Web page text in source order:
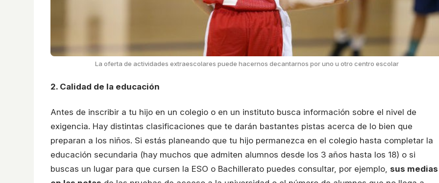
La oferta de actividades extraescolares puede hacernos decantarnos por uno u otro centro escolar
2. Calidad de la educación
Antes de inscribir a tu hijo en un colegio o en un instituto busca información sobre el nivel de
exigencia. Hay distintas clasificaciones que te darán bastantes pistas acerca de lo bien que
preparan a los niños. Si estás planeando que tu hijo permanezca en el colegio hasta completar la
educación secundaria (hay muchos que admiten alumnos desde los 3 años hasta los 18) o si
buscas un lugar para que cursen la ESO o Bachillerato puedes consultar, por ejemplo, sus medias